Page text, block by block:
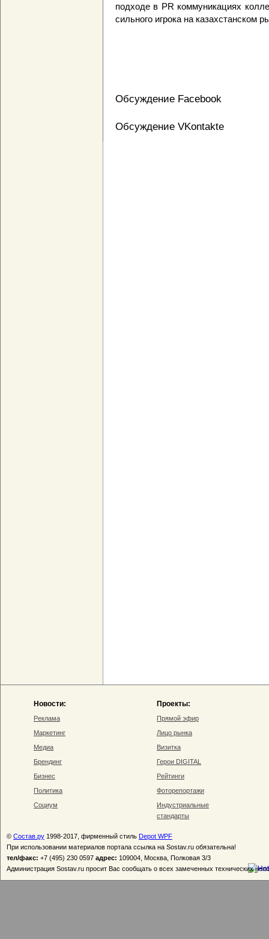
подходе в PR коммуникациях
сильного игрока на казахстанском
Обсуждение Facebook
Обсуждение VKontakte
Новости:
Реклама
Маркетинг
Медиа
Брендинг
Бизнес
Политика
Социум
Проекты:
Прямой эфир
Лицо рынка
Визитка
Герои DIGITAL
Рейтинги
Фоторепортажи
Индустриальные
стандарты
© Состав.ру 1998-2017, фирменный стиль Depot WPF
При использовании материалов портала ссылка на Sostav.ru обязательна!
тел/факс: +7 (495) 230 0597 адрес: 109004, Москва, Полковая 3/3
Администрация Sostav.ru просит Вас сообщать о всех замеченных технических